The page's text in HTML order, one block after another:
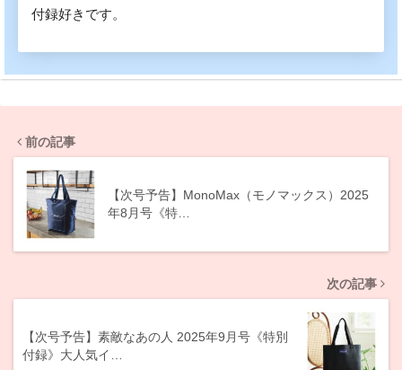
付録好きです。
前の記事
【次号予告】MonoMax（モノマックス）2025
年8月号《特…
次の記事
【次号予告】素敵なあの人 2025年9月号《特別
付録》大人気イ…